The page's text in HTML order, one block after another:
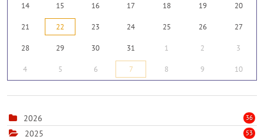
14 15 16 17 18 19 20
21 22 23 24 25 26 27
28 29 30 31 1 2 3
4 5 6 7 8 9 10
2026 36
2025 53